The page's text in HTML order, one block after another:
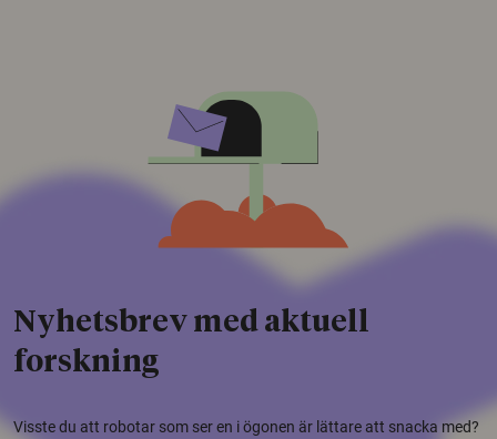
Nyhetsbrev med aktuell
forskning
Visste du att robotar som ser en i ögonen är lättare att snacka med?